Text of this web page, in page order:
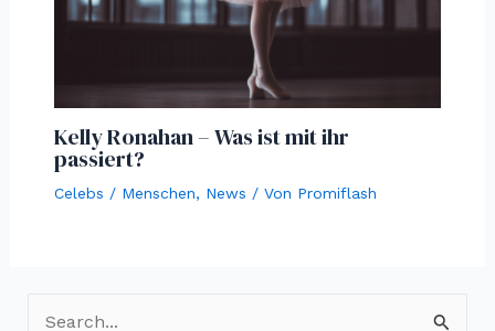
Kelly Ronahan – Was ist mit ihr
passiert?
Celebs / Menschen, News / Von Promiflash